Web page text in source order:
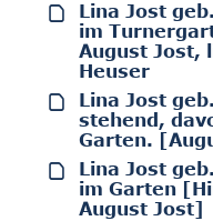
Lina Jost
im
August Jost,
Heuser
Lina Jost
stehend,
Garten.
Lina Jost
im Garten
August Jost]